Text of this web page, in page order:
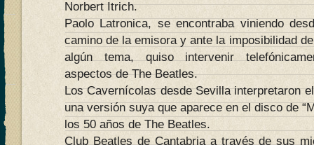
Norbert Itrich.
Paolo Latronica, se encontraba viniendo
camino de la emisora y ante la imposibilidad
algún tema, quiso intervenir
aspectos de The Beatles.
Los Cavernícolas desde Sevilla interpretaron
una versión suya que aparece en el disco de
los 50 años de The Beatles.
Club Beatles de Cantabria a través de sus